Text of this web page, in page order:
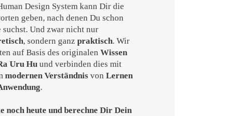
Design System kann Dir die
geben, nach denen Du schon
suchst. Und zwar nicht nur
, sondern ganzpraktisch. Wir
auf Basis des originalenWissen
Uru Hu und verbinden dies mit
modernen Verständnis vonLernen
.
noch heute und berechne Dir Dein